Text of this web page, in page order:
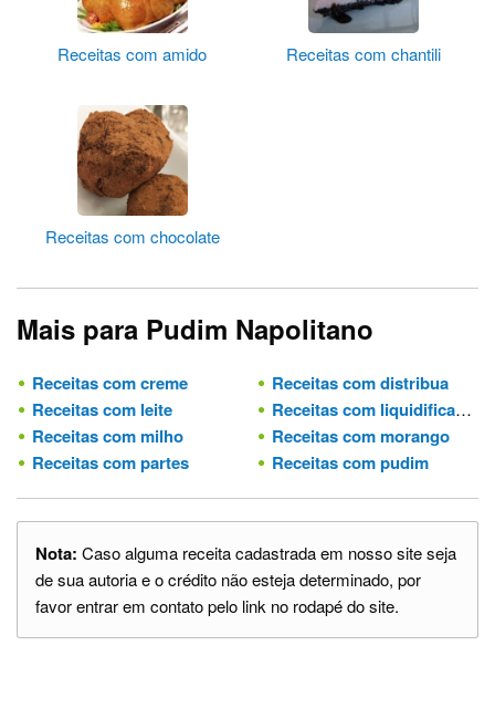
Receitas com amido Receitas com chantili
Receitas com chocolate
Mais para Pudim Napolitano
Receitas com creme
Receitas com distribua
Receitas com leite
Receitas com liquidificador
Receitas com milho
Receitas com morango
Receitas com partes
Receitas com pudim
Nota: Caso alguma receita cadastrada em nosso site seja
de sua autoria e o crédito não esteja determinado, por
favor entrar em contato pelo link no rodapé do site.